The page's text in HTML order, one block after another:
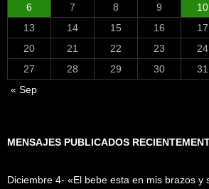
6
7 8 9 10
13
14 15 16 17
20
21 22 23 24
27
28 29 30
31
« Sep
MENSAJES PUBLICADOS
Diciembre 4- «El bebe esta en mis brazos y